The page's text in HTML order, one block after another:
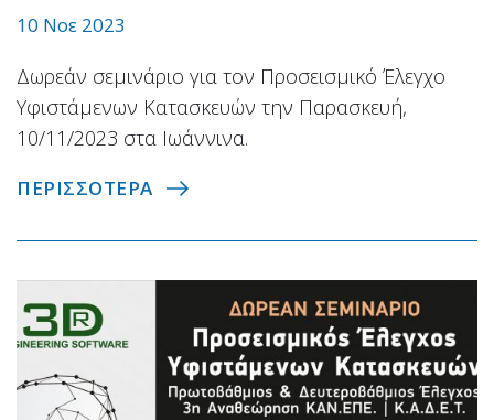
10 Νοε 2023
Δωρεάν σεμινάριο για τον Προσεισμικό Έλεγχο
Υφιστάμενων Κατασκευών την Παρασκευή,
10/11/2023 στα Ιωάννινα.
ΠΕΡΙΣΣΟΤΕΡΑ